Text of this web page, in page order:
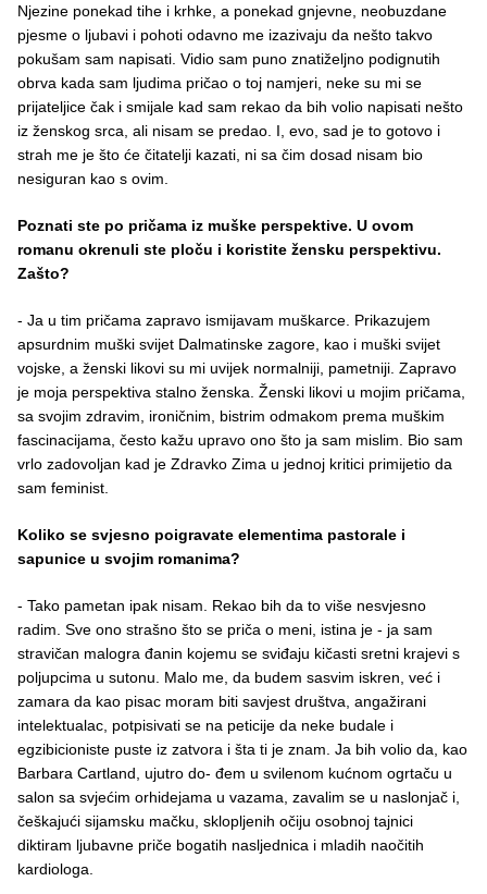
Njezine ponekad tihe i krhke, a ponekad gnjevne, neobuzdane
pjesme o ljubavi i pohoti odavno me izazivaju da nešto takvo
pokušam sam napisati. Vidio sam puno znatiželjno podignutih
obrva kada sam ljudima pričao o toj namjeri, neke su mi se
prijateljice čak i smijale kad sam rekao da bih volio napisati nešto
iz ženskog srca, ali nisam se predao. I, evo, sad je to gotovo i
strah me je što će čitatelji kazati, ni sa čim dosad nisam bio
nesiguran kao s ovim.
Poznati ste po pričama iz muške perspektive. U ovom
romanu okrenuli ste ploču i koristite žensku perspektivu.
Zašto?
- Ja u tim pričama zapravo ismijavam muškarce. Prikazujem
apsurdnim muški svijet Dalmatinske zagore, kao i muški svijet
vojske, a ženski likovi su mi uvijek normalniji, pametniji. Zapravo
je moja perspektiva stalno ženska. Ženski likovi u mojim pričama,
sa svojim zdravim, ironičnim, bistrim odmakom prema muškim
fascinacijama, često kažu upravo ono što ja sam mislim. Bio sam
vrlo zadovoljan kad je Zdravko Zima u jednoj kritici primijetio da
sam feminist.
Koliko se svjesno poigravate elementima pastorale i
sapunice u svojim romanima?
- Tako pametan ipak nisam. Rekao bih da to više nesvjesno
radim. Sve ono strašno što se priča o meni, istina je - ja sam
stravičan malogra đanin kojemu se sviđaju kičasti sretni krajevi s
poljupcima u sutonu. Malo me, da budem sasvim iskren, već i
zamara da kao pisac moram biti savjest društva, angažirani
intelektualac, potpisivati se na peticije da neke budale i
egzibicioniste puste iz zatvora i šta ti je znam. Ja bih volio da, kao
Barbara Cartland, ujutro do- đem u svilenom kućnom ogrtaču u
salon sa svjećim orhidejama u vazama, zavalim se u naslonjač i,
češkajući sijamsku mačku, sklopljenih očiju osobnoj tajnici
diktiram ljubavne priče bogatih nasljednica i mladih naočitih
kardiologa.